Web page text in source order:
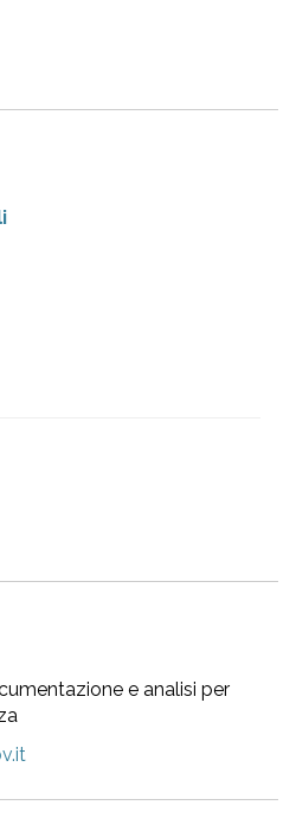
e analisi per